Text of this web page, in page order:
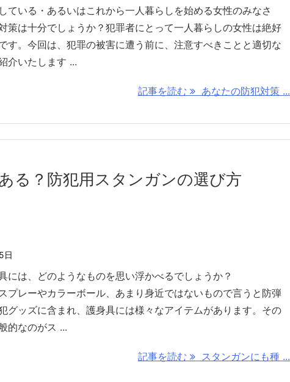
ている・あるいはこれから一人暮らしを始める女性のみなさ
策は十分でしょうか？犯罪者にとって一人暮らしの女性は絶好
す。今回は、犯罪の被害に遭う前に、注意すべきことと適切な
介いたします ...
記事を読む あなたの防犯対策 ...
る？防犯用スタンガンの選び方
日
には、どのようなものを思い浮かべるでしょうか？
プレーやカラーボール、あまり身近ではないもので言うと防弾
グッズに含まれ、護身具には様々なアイテムがあります。その
的なのがス ...
記事を読む スタンガンにも種 ...